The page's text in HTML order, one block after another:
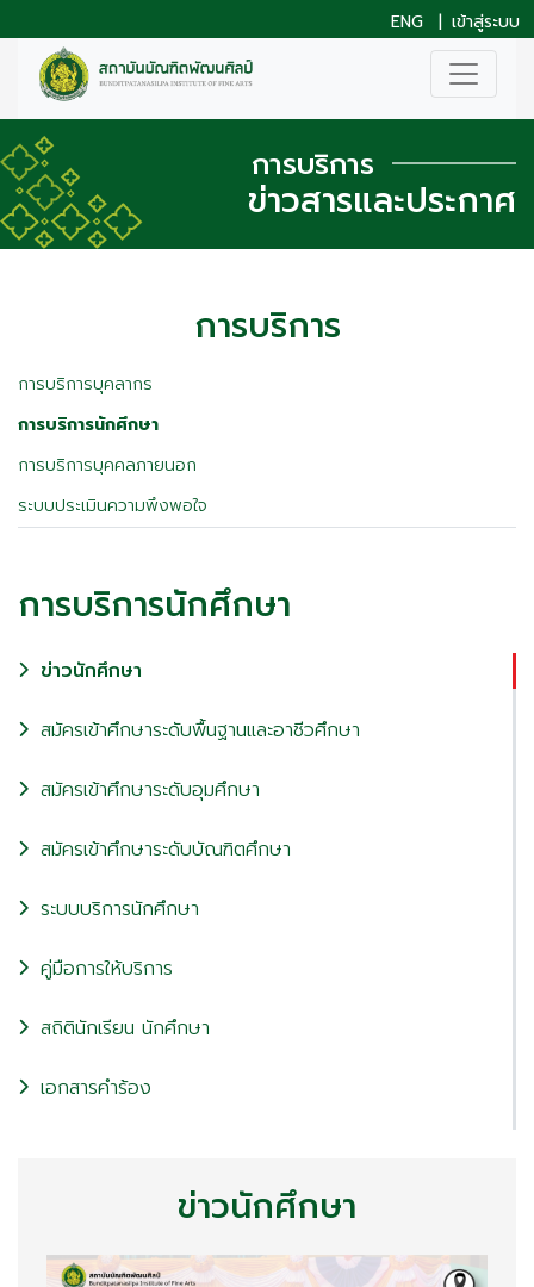
ENG | เข้าสู่ระบบ
การบริการ
ข่าวสารและประกาศ
การบริการ
การบริการบุคลากร
การบริการนักศึกษา
การบริการบุคคลภายนอก
ระบบประเมินความพึงพอใจ
การบริการนักศึกษา
ข่าวนักศึกษา
สมัครเข้าศึกษาระดับพื้นฐานและอาชีวศึกษา
สมัครเข้าศึกษาระดับอุมศึกษา
สมัครเข้าศึกษาระดับบัณฑิตศึกษา
ระบบบริการนักศึกษา
คู่มือการให้บริการ
สถิตินักเรียน นักศึกษา
เอกสารคำร้อง
ข่าวนักศึกษา